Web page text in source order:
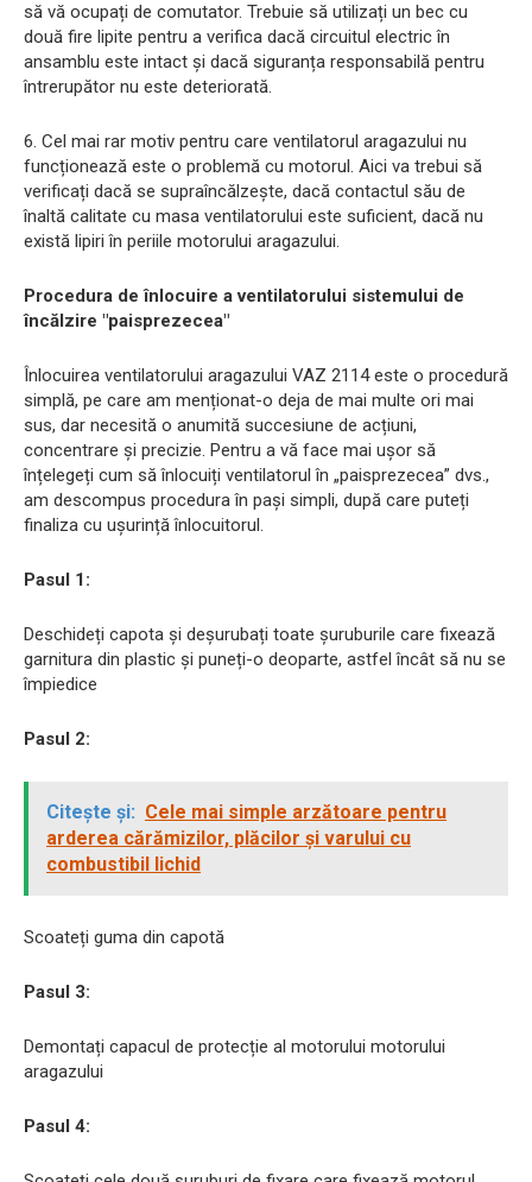
să vă ocupați de comutator. Trebuie să utilizați un bec cu
două fire lipite pentru a verifica dacă circuitul electric în
ansamblu este intact și dacă siguranța responsabilă pentru
întrerupător nu este deteriorată.
6. Cel mai rar motiv pentru care ventilatorul aragazului nu
funcționează este o problemă cu motorul. Aici va trebui să
verificați dacă se supraîncălzește, dacă contactul său de
înaltă calitate cu masa ventilatorului este suficient, dacă nu
există lipiri în periile motorului aragazului.
Procedura de înlocuire a ventilatorului sistemului de
încălzire "paisprezecea"
Înlocuirea ventilatorului aragazului VAZ 2114 este o procedură
simplă, pe care am menționat-o deja de mai multe ori mai
sus, dar necesită o anumită succesiune de acțiuni,
concentrare și precizie. Pentru a vă face mai ușor să
înțelegeți cum să înlocuiți ventilatorul în „paisprezecea” dvs.,
am descompus procedura în pași simpli, după care puteți
finaliza cu ușurință înlocuitorul.
Pasul 1:
Deschideți capota și deșurubați toate șuruburile care fixează
garnitura din plastic și puneți-o deoparte, astfel încât să nu se
împiedice
Pasul 2:
Citește și: Cele mai simple arzătoare pentru
arderea cărămizilor, plăcilor și varului cu
combustibil lichid
Scoateți guma din capotă
Pasul 3:
Demontați capacul de protecție al motorului motorului
aragazului
Pasul 4: